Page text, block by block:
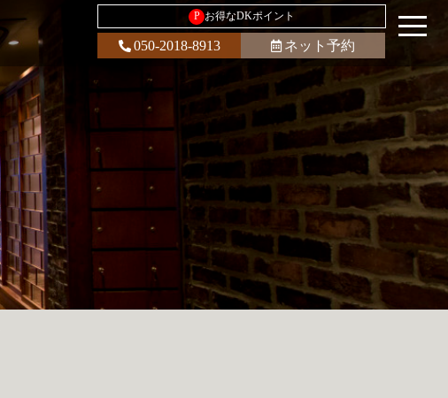
P お得なDKポイント
050-2018-8913 ネット予約